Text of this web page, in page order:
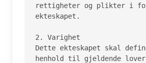
rettigheter og plikter i
ekteskapet.
2. Varighet
Dette ekteskapet skal
henhold til gjeldende lover